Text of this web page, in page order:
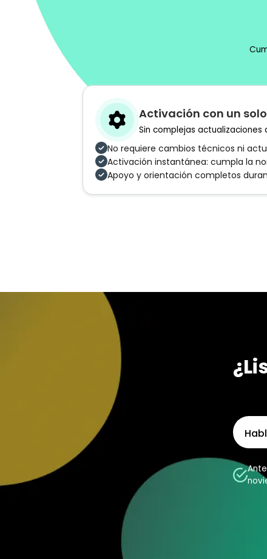
Activación con un
Sin complejas actualizaciones
No requiere cambios técnicos ni
Activación instantánea: cumpla la
Apoyo y orientación completos